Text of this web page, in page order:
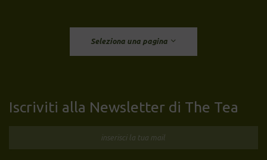
Seleziona una pagina
Iscriviti alla Newsletter di The Tea